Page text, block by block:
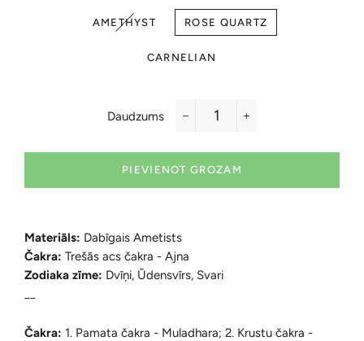
AMETHYST ROSE QUARTZ
CARNELIAN
Daudzums
PIEVIENOT GROZAM
Materiāls: Dabīgais Ametists
Čakra: Trešās acs čakra - Ajna
Zodiaka zīme: Dvīņi, Ūdensvīrs, Svari
Čakra: 1. Pamata čakra - Muladhara; 2. Krustu čakra -